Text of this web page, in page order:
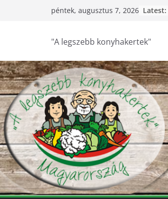
péntek, augusztus 7, 2026 Latest:
"A legszebb konyhakertek"